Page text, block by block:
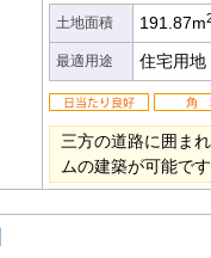
土地面積 191.87m
最適用途 住宅用地
三方の道路に囲ま
ムの建築が可能です